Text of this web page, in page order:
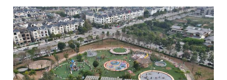
Đọc Thanh Niên trên điện thoại